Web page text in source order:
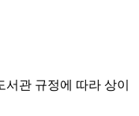
관 규정에 따라 상이